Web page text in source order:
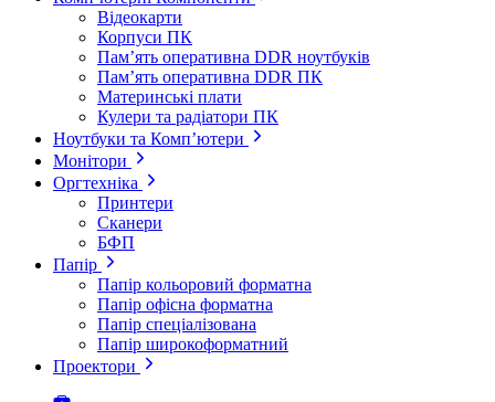
Відеокарти
Корпуси ПК
Пам’ять оперативна DDR ноутбуків
Пам’ять оперативна DDR ПК
Материнські плати
Кулери та радіатори ПК
Ноутбуки та Комп’ютери
Монітори
Оргтехніка
Принтери
Сканери
БФП
Папір
Папір кольоровий форматна
Папір офісна форматна
Папір спеціалізована
Папір широкоформатний
Проектори